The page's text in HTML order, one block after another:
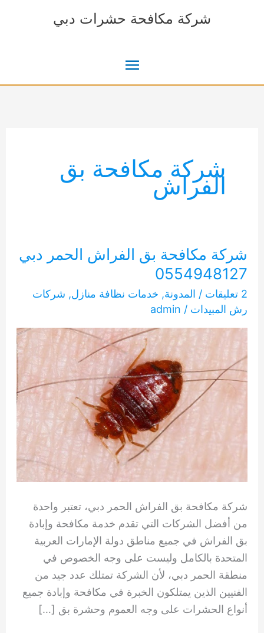
شركة مكافحة حشرات دبي
القائمة
شركة مكافحة بق
الفراش
شركة مكافحة بق الفراش الحمر دبي
0554948127
2 تعليقات / المدونة, خدمات نظافة منازل, شركات
رش المبيدات /
admin
شركة مكافحة بق الفراش الحمر دبي، تعتبر واحدة
من أفضل الشركات التي تقدم خدمة مكافحة وإبادة
بق الفراش في جميع مناطق دولة الإمارات العربية
المتحدة بالكامل وليست على وجه الخصوص في
منطقة الحمر دبي، لأن الشركة تمتلك عدد جيد من
الفنيين الذين يمتلكون الخبرة في مكافحة وإبادة جميع
أنواع الحشرات على وجه العموم وحشرة بق […]